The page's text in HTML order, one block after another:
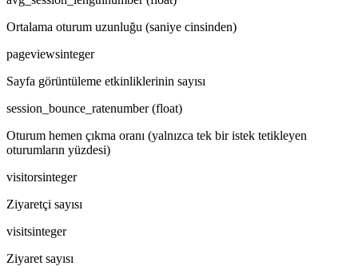
Ortalama oturum uzunluğu (saniye cinsinden)
pageviewsinteger
Sayfa görüntüleme etkinliklerinin sayısı
session_bounce_ratenumber (float)
Oturum hemen çıkma oranı (yalnızca tek bir istek tetikleyen
oturumların yüzdesi)
visitorsinteger
Ziyaretçi sayısı
visitsinteger
Ziyaret sayısı